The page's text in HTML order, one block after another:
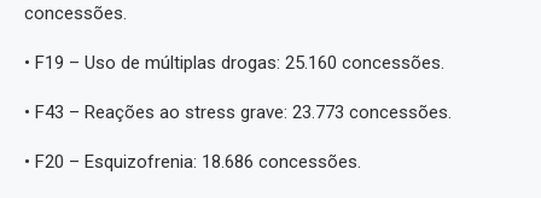
concessões.
• F19 – Uso de múltiplas drogas: 25.160 concessões.
• F43 – Reações ao stress grave: 23.773 concessões.
• F20 – Esquizofrenia: 18.686 concessões.